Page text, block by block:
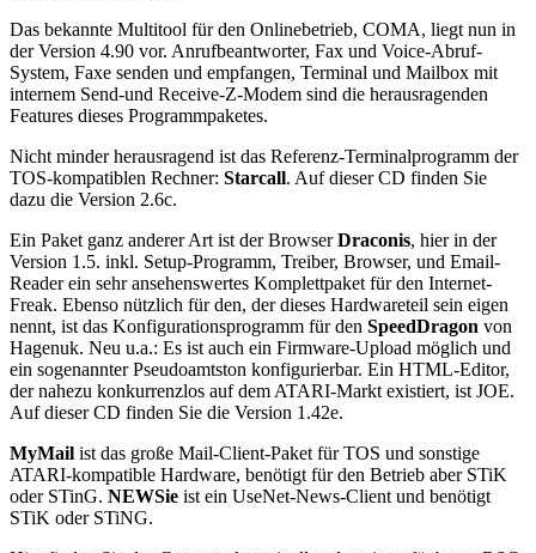
Das bekannte Multitool für den Onlinebetrieb, COMA, liegt nun in
der Version 4.90 vor. Anrufbeantworter, Fax und Voice-Abruf-
System, Faxe senden und empfangen, Terminal und Mailbox mit
internem Send-und Receive-Z-Modem sind die herausragenden
Features dieses Programmpaketes.
Nicht minder herausragend ist das Referenz-Terminalprogramm der
TOS-kompatiblen Rechner: Starcall. Auf dieser CD finden Sie
dazu die Version 2.6c.
Ein Paket ganz anderer Art ist der BrowserDraconis, hier in der
Version 1.5. inkl. Setup-Programm, Treiber, Browser, und Email-
Reader ein sehr ansehenswertes Komplettpaket für den Internet-
Freak. Ebenso nützlich für den, der dieses Hardwareteil sein eigen
nennt, ist das Konfigurationsprogramm für den SpeedDragon von
Hagenuk. Neu u.a.: Es ist auch ein Firmware-Upload möglich und
ein sogenannter Pseudoamtston konfigurierbar. Ein HTML-Editor,
der nahezu konkurrenzlos auf dem ATARI-Markt existiert, ist JOE.
Auf dieser CD finden Sie die Version 1.42e.
MyMail ist das große Mail-Client-Paket für TOS und sonstige
ATARI-kompatible Hardware, benötigt für den Betrieb aber STiK
oder STinG. NEWSie ist ein UseNet-News-Client und benötigt
STiK oder STiNG.